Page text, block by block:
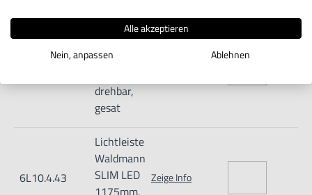
Lichtleiste
Waldmann
SLIM LED
drehbar,
gesat
6L10.4.43
Lichtleiste
Waldmann
SLIM LED
1175mm,
Zeige Info
Alle akzeptieren
Nein, anpassen
Ablehnen